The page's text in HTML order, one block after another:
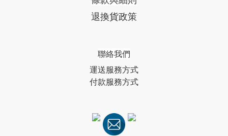
退換貨政策
聯絡我們
運送服務方式
付款服務方式